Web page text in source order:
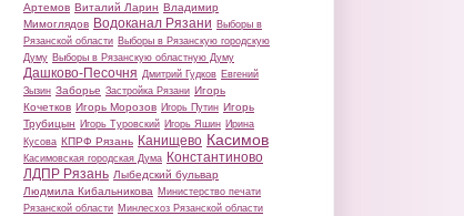
Артемов Виталий Ларин Владимир
Мимоглядов Водоканал Рязани Выборы в
Рязанской области Выборы в Рязанскую городскую
Думу Выборы в Рязанскую областную Думу
Дашково-Песочня Дмитрий Гудков Евгений
Зызин Заборье Застройка Рязани Игорь
Кочетков Игорь Морозов Игорь Путин Игорь
Трубицын Игорь Туровский Игорь Яшин Ирина
Кусова КПРФ Рязань Канищево Касимов
Касимовская городская Дума Константиново
ЛДПР Рязань Лыбедский бульвар
Людмила Кибальникова Министерство печати
Рязанской области Минлесхоз Рязанской области